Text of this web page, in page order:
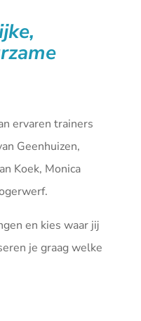
ervaren trainers
Geenhuizen,
Koek, Monica
en kies waar jij
je graag welke